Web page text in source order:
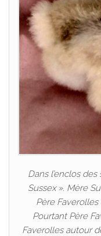
Dans l’enclos
Sussex ». Mère
Père
Pourtant Père
Faverolles autour